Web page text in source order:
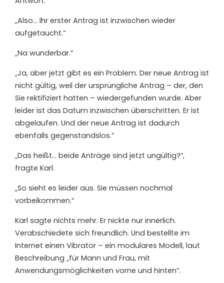
„Also… Ihr erster Antrag ist inzwischen wieder
aufgetaucht.“
„Na wunderbar.“
„Ja, aber jetzt gibt es ein Problem. Der neue Antrag ist
nicht gültig, weil der ursprüngliche Antrag – der, den
Sie rektifiziert hatten – wiedergefunden wurde. Aber
leider ist das Datum inzwischen überschritten. Er ist
abgelaufen. Und der neue Antrag ist dadurch
ebenfalls gegenstandslos.“
„Das heißt… beide Anträge sind jetzt ungültig?“,
fragte Karl.
„So sieht es leider aus. Sie müssen nochmal
vorbeikommen.“
Karl sagte nichts mehr. Er nickte nur innerlich.
Verabschiedete sich freundlich. Und bestellte im
Internet einen Vibrator – ein modulares Modell, laut
Beschreibung „für Mann und Frau, mit
Anwendungsmöglichkeiten vorne und hinten“.